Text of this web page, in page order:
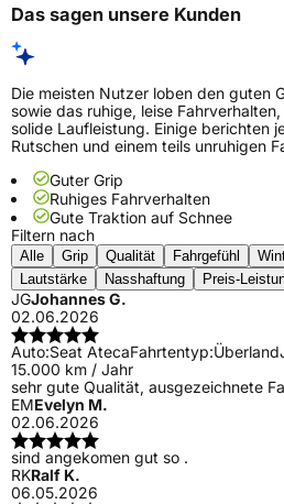
Das sagen unsere Kunden
Die meisten Nutzer loben den guten
sowie das ruhige, leise
solide Laufleistung. Einige berichten
Rutschen und einem teils unruhigen
Guter Grip
Ruhiges Fahrverhalten
Gute Traktion auf Schnee
Filtern nach
Alle Grip Qualität Fahrgefühl
Lautstärke
Nasshaftung Preis-
JGJohannes G.
02.06.2026
Auto:Seat AtecaFahrtentyp:Überland
15.000 km / Jahr
sehr gute Qualität, ausgezeichnete
EMEvelyn M.
02.06.2026
sind angekomen gut so .
RKRalf K.
06.05.2026